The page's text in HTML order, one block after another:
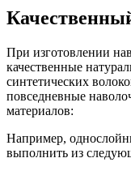
При изготовлении
качественные
синтетических
повседневные
материалов:
Например,
выполнить из